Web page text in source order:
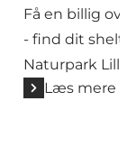
Få en billig
- find dit
Naturpark
Læs mere